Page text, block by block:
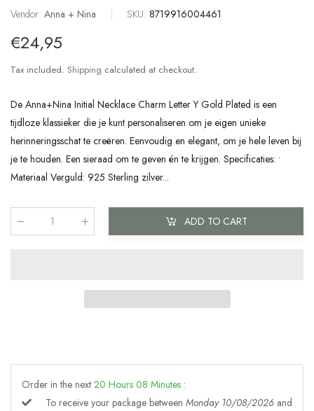
Vendor: Anna + Nina SKU: 8719916004461
€24,95
Tax included. Shipping calculated at checkout.
De Anna+Nina Initial Necklace Charm Letter Y Gold Plated is een
tijdloze klassieker die je kunt personaliseren om je eigen unieke
herinneringsschat te creëren. Eenvoudig en elegant, om je hele leven bij
je te houden. Een sieraad om te geven én te krijgen. Specificaties: •
Materiaal Verguld: 925 Sterling zilver...
ADD TO CART
Order in the next 20 Hours 08 Minutes :
To receive your package between Monday 10/08/2026 and